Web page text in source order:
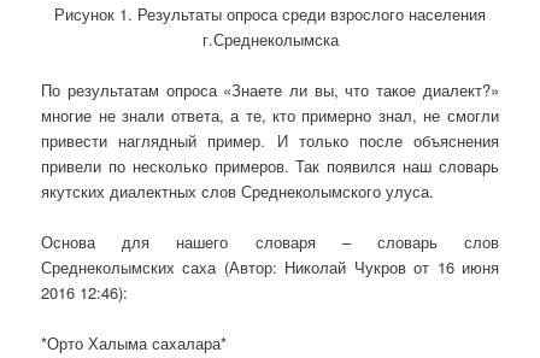
Рисунок 1. Результаты опроса среди взрослого населения
г.Среднеколымска
По результатам опроса «Знаете ли вы, что такое диалект?»
многие не знали ответа, а те, кто примерно знал, не смогли
привести наглядный пример. И только после объяснения
привели по несколько примеров. Так появился наш словарь
якутских диалектных слов Среднеколымского улуса.
Основа для нашего словаря – словарь слов
Среднеколымских саха (Автор: Николай Чукров от 16 июня
2016 12:46):
*Орто Халыма сахалара*